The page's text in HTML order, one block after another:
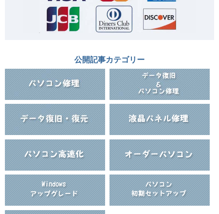
公開記事カテゴリー